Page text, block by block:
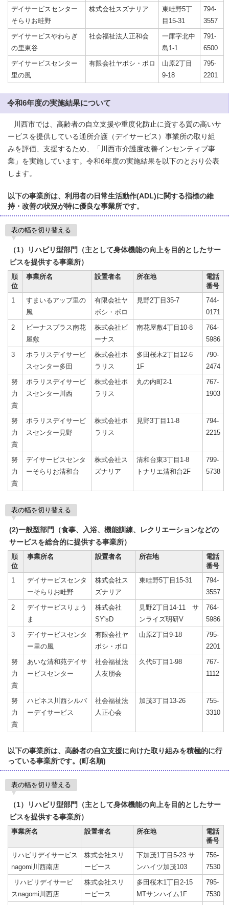
デイサービスセンター
そらりお畦野
株式会社スズナリア
東畦野5丁
目15-31
794-
3557
デイサービスやわらぎ
の里東谷
社会福祉法人正和会
一庫字北中
島1-1
791-
6500
デイサービスセンター
里の風
有限会社ヤボシ・ボロ
山原2丁目
9-18
795-
2201
令和6年度の実施結果について
川西市では、高齢者の自立支援や重度化防止に資する質の高いサ
ービスを提供している通所介護（デイサービス）事業所の取り組
みを評価、支援するため、「川西市介護度改善インセンティブ事
業」を実施しています。令和6年度の実施結果を以下のとおり公表
します。
以下の事業所は、利用者の日常生活動作(ADL)に関する指標の維
持・改善の状況が特に優良な事業所です。
表の幅を切り替える
（1）リハビリ型部門（主として身体機能の向上を目的としたサー
ビスを提供する事業所）
順
位
事業所名 設置者名 所在地
電話
番号
1
すまいるアップ里の
風
有限会社ヤ
ボシ・ボロ
見野2丁目35-7
744-
0171
2
ビーナスプラス南花
屋敷
株式会社ビ
ーナス
南花屋敷4丁目10-8
764-
5986
3
ポラリスデイサービ
スセンター多田
株式会社ポ
ラリス
多田桜木2丁目12-6
1F
790-
2474
努
力
賞
ポラリスデイサービ
スセンター川西
株式会社ポ
ラリス
丸の内町2-1
767-
1903
努
力
賞
ポラリスデイサービ
スセンター見野
株式会社ポ
ラリス
見野3丁目11-8
794-
2215
努
力
賞
デイサービスセンタ
ーそらりお清和台
株式会社ス
ズナリア
清和台東3丁目1-8
トナリエ清和台2F
799-
5738
表の幅を切り替える
(2)一般型部門（食事、入浴、機能訓練、レクリエーションなどの
サービスを総合的に提供する事業所）
順
位
事業所名 設置者名 所在地
電話
番号
1
デイサービスセンタ
ーそらりお畦野
株式会社ス
ズナリア
東畦野5丁目15-31
794-
3557
2
デイサービスりょう
ま
株式会社
SY'sD
見野2丁目14-11 サ
ンライズ明研V
764-
5986
3
デイサービスセンタ
ー里の風
有限会社ヤ
ボシ・ボロ
山原2丁目9-18
795-
2201
努
力
賞
あいな清和苑デイサ
ービスセンター
社会福祉法
人友朋会
久代6丁目1-98
767-
1112
努
力
賞
ハピネス川西シルバ
ーデイサービス
社会福祉法
人正心会
加茂3丁目13-26
755-
3310
以下の事業所は、高齢者の自立支援に向けた取り組みを積極的に行
っている事業所です。(町名順)
表の幅を切り替える
（1）リハビリ型部門（主として身体機能の向上を目的としたサー
ビスを提供する事業所）
事業所名
設置者名 所在地
電話
番号
リハビリデイサービス
nagomi川西南店
株式会社スリ
ーピース
下加茂1丁目5-23 サ
ンハイツ加茂103
756-
7530
リハビリデイサービ
スnagomi川西店
株式会社スリ
ーピース
多田桜木1丁目2-15
MTサンハイム1F
795-
7530